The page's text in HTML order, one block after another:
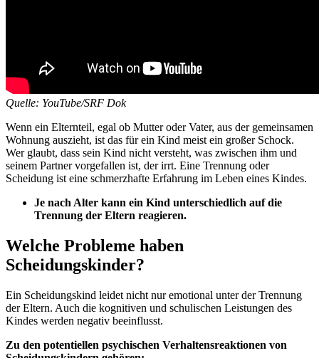
Quelle: YouTube/SRF Dok
Wenn ein Elternteil, egal ob Mutter oder Vater, aus der gemeinsamen
Wohnung auszieht, ist das für ein Kind meist ein großer Schock.
Wer glaubt, dass sein Kind nicht versteht, was zwischen ihm und
seinem Partner vorgefallen ist, der irrt. Eine Trennung oder
Scheidung ist eine schmerzhafte Erfahrung im Leben eines Kindes.
Je nach Alter kann ein Kind unterschiedlich auf die
Trennung der Eltern reagieren.
Welche Probleme haben
Scheidungskinder?
Ein Scheidungskind leidet nicht nur emotional unter der Trennung
der Eltern. Auch die kognitiven und schulischen Leistungen des
Kindes werden negativ beeinflusst.
Zu den potentiellen psychischen Verhaltensreaktionen von